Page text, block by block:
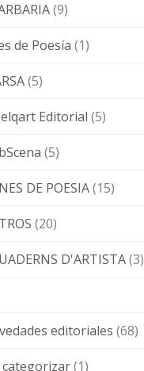
(9)
de Poesía (1)
(5)
Editorial (5)
(5)
DE POESIA(15)
(20)
D'ARTISTA(3)
editoriales (68)
categorizar(1)